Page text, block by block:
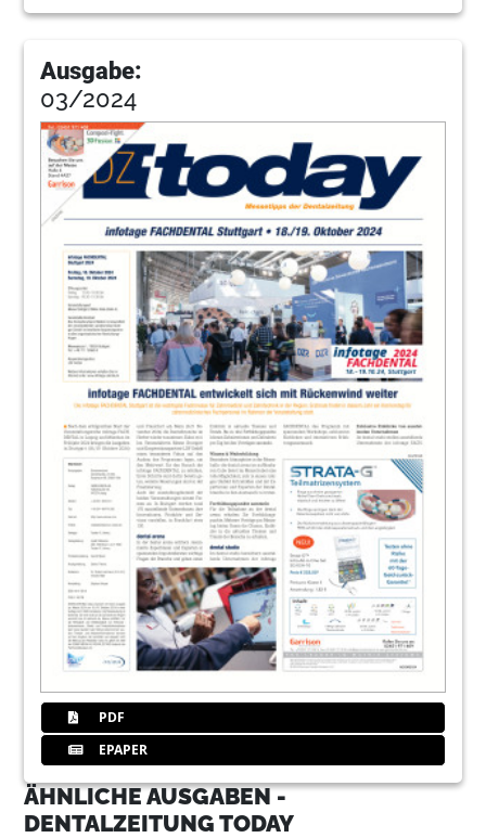
Ausgabe:
03/2024
PDF
EPAPER
ÄHNLICHE AUSGABEN -
DENTALZEITUNG TODAY